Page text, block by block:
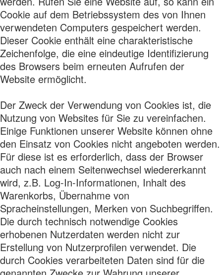
Cookie auf dem Betriebssystem des von Ihnen
verwendeten Computers gespeichert werden.
Dieser Cookie enthält eine charakteristische
Zeichenfolge, die eine eindeutige Identifizierung
des Browsers beim erneuten Aufrufen der
Website ermöglicht.
Der Zweck der Verwendung von Cookies ist, die
Nutzung von Websites für Sie zu vereinfachen.
Einige Funktionen unserer Website können ohne
den Einsatz von Cookies nicht angeboten werden.
Für diese ist es erforderlich, dass der Browser
auch nach einem Seitenwechsel wiedererkannt
wird, z.B. Log-In-Informationen, Inhalt des
Warenkorbs, Übernahme von
Spracheinstellungen, Merken von Suchbegriffen.
Die durch technisch notwendige Cookies
erhobenen Nutzerdaten werden nicht zur
Erstellung von Nutzerprofilen verwendet. Die
durch Cookies verarbeiteten Daten sind für die